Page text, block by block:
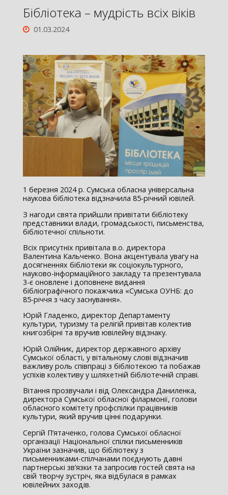
Бібліотека – мудрість всіх віків
01.03.2024
1 березня 2024 р. Сумська обласна універсальна
наукова бібліотека відзначила 85-річний ювілей.
З нагоди свята прийшли привітати бібліотеку
представники влади, громадськості, письменства,
бібліотечної спільноти.
Всіх присутніх привітала в.о. директора
Валентина Кальченко. Вона акцентувала увагу на
досягненнях бібліотеки як соціокультурного,
науково-інформаційного закладу та презентувала
3-є оновлене і доповнене видання
бібліографічного покажчика «Сумська ОУНБ: до
85-річчя з часу заснування».
Юрій Гладенко, директор Департаменту
культури, туризму та релігій привітав колектив
книгозбірні та вручив ювілейну відзнаку.
Юрій Олійник, директор державного архіву
Сумської області, у вітальному слові відзначив
важливу роль співпраці з бібліотекою та побажав
успіхів колективу у шляхетній бібліотечній справі.
Вітання прозвучали і від Олександра Даниленка,
директора Сумської обласної філармонії, голови
обласного комітету профспілки працівників
культури, який вручив цінні подарунки.
Сергій П’ятаченко, голова Сумської обласної
організації Національної спілки письменників
України зазначив, що бібліотеку з
письменниками-спілчанами поєднують давні
партнерські зв’язки та запросив гостей свята на
свій творчу зустріч, яка відбулася в рамках
ювілейних заходів.